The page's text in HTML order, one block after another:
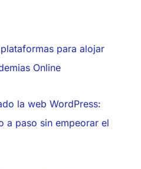
para alojar
Online
la web WordPress:
a paso sin empeorar el